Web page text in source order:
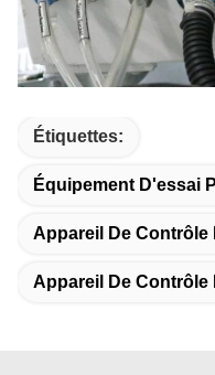
Étiquettes:
Équipement D'essai
Appareil De
Appareil De